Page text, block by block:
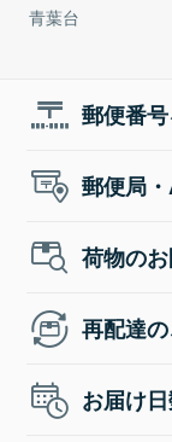
青葉台
郵便番
郵便局
荷物の
再配達
お届け